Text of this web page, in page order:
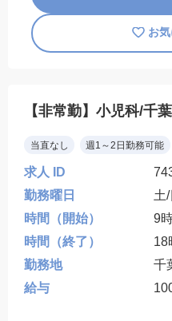
お
【非常勤】小児科/千
当直なし 週1～2日勤務可能
求人 ID
勤務曜日
土/
時間（開始）
9
時間（終了）
18
勤務地
千
給与